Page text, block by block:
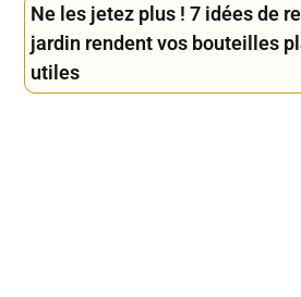
Ne les jetez plus ! 7 idées de
jardin rendent vos bouteilles
utiles